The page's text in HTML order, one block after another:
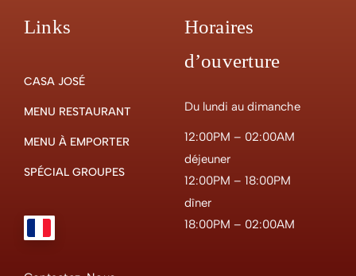
Links
CASA JOSÉ
MENU RESTAURANT
MENU À EMPORTER
SPÉCIAL GROUPES
Horaires
d’ouverture
Du lundi au dimanche
12:00PM – 02:00AM
déjeuner
12:00PM – 18:00PM
dîner
18:00PM – 02:00AM